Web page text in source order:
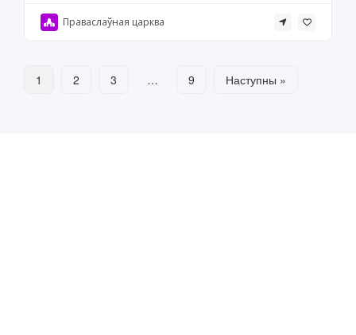
Праваслаўная царква
1 2 3 … 9 Наступны »